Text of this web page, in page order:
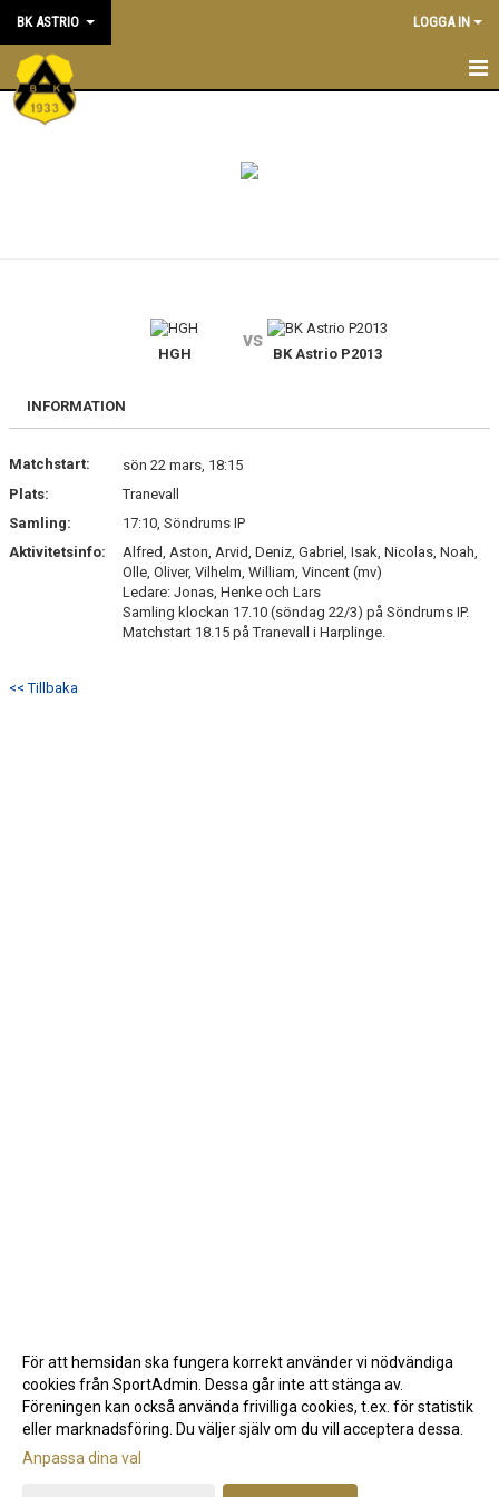
BK ASTRIO LOGGA IN
HEM
BLI MEDLEM
SÖNDRUMS IP
TRYGG I ASTRIO
BK ASTRIO LOPPIS & CAFÉ
HGH
vs
BK Astrio P2013
INFORMATION
Matchstart:
sön 22 mars, 18:15
Plats:
Tranevall
Samling:
17:10, Söndrums IP
Aktivitetsinfo:
Alfred, Aston, Arvid, Deniz, Gabriel, Isak, Nicolas, Noah,
Olle, Oliver, Vilhelm, William, Vincent (mv)
Ledare: Jonas, Henke och Lars
Samling klockan 17.10 (söndag 22/3) på Söndrums IP.
Matchstart 18.15 på Tranevall i Harplinge.
<< Tillbaka
Gå till Webbversion
För att hemsidan ska fungera korrekt använder vi nödvändiga
cookies från SportAdmin. Dessa går inte att stänga av.
Föreningen kan också använda frivilliga cookies, t.ex. för statistik
eller marknadsföring. Du väljer själv om du vill acceptera dessa.
Anpassa dina val